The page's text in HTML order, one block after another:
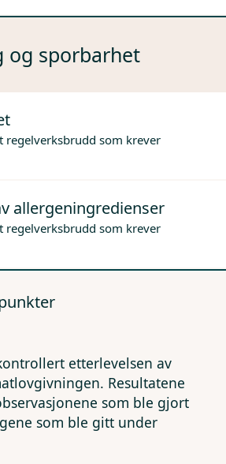
og sporbarhet
regelverksbrudd som krever
allergeningredienser
regelverksbrudd som krever
etterlevelsen av
Resultatene
som ble gjort
som ble gitt under